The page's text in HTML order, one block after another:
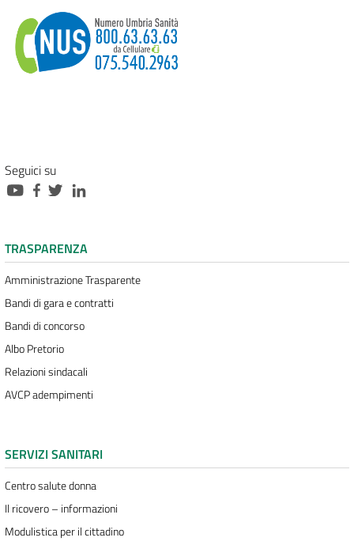
Seguici su
TRASPARENZA
Amministrazione Trasparente
Bandi di gara e contratti
Bandi di concorso
Albo Pretorio
Relazioni sindacali
AVCP adempimenti
SERVIZI SANITARI
Centro salute donna
Il ricovero – informazioni
Modulistica per il cittadino